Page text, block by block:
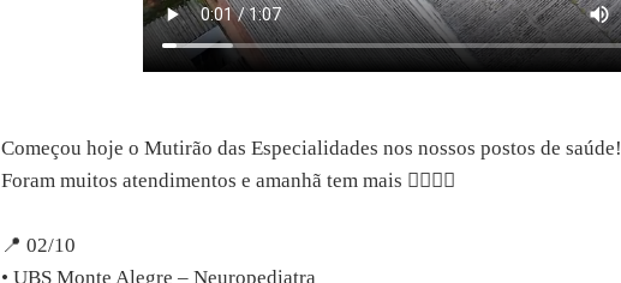
Começou hoje o Mutirão das Especialidades nos nossos postos de saúde!
Foram muitos atendimentos e amanhã tem mais 👩‍⚕️👨‍⚕️
📍 02/10
• UBS Monte Alegre – Neuropediatra